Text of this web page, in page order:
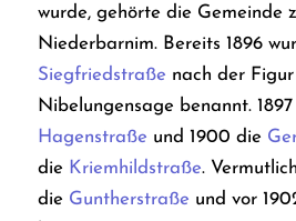
wurde, gehörte die Gemeinde
Niederbarnim. Bereits 1896
Siegfriedstraße nach der
Nibelungensage benannt.
Hagenstraße und 1900 die
die Kriemhildstraße.
die Guntherstraße und vor